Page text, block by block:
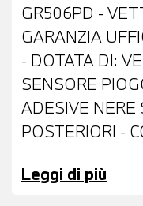
GR506PD -
GARANZIA
- DOTATA DI:
SENSORE
ADESIVE NERE
POSTERIORI -
CONTROL
Leggi di più